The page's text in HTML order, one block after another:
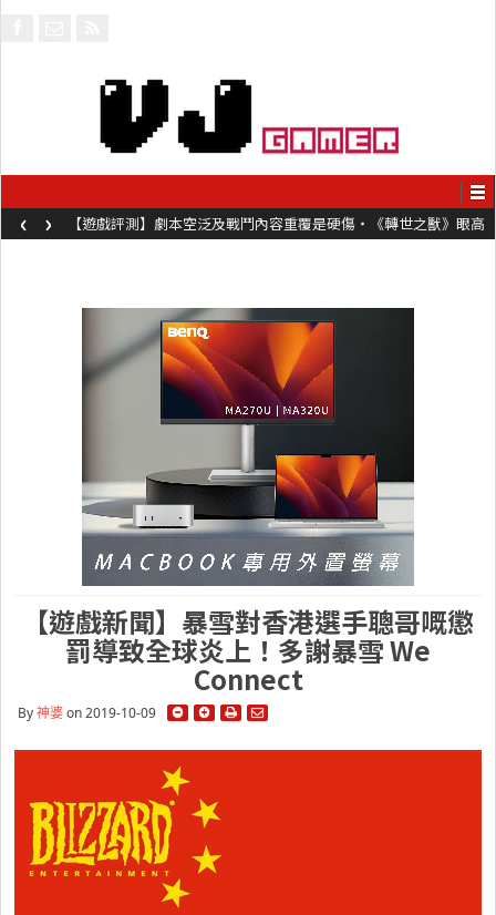
【遊戲評測】劇本空泛及戰鬥內容重覆是硬傷・《轉世之獸》眼高
手低表現未如理想
‹ ›
【遊戲新聞】暴雪對香港選手聰哥嘅懲
罰導致全球炎上！多謝暴雪 We
Connect
By神婆on 2019-10-09